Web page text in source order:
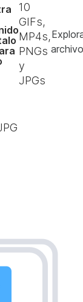
10
GIFs,
MP4s,
PNGs
y
JPGs